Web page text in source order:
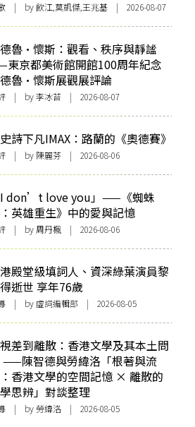
| by 飲江,莫凱傑,王兆基 | 2026-08-07
魯·懷斯：觀看、秩序與靜謐
京都美術館開館100周年紀念
魯·懷斯展觀展評論
| by 李冰苔 | 2026-08-07
詩下凡IMAX：路蘭的《奧德賽》
| by 陳麗芬 | 2026-08-06
I don’t love you」——《蜘蛛
英雄重生》中的愛與記憶
| by 周丹楓 | 2026-08-06
殿堂級填詞人、資深綠葉演員黎
逝世 享年76歲
| by 虛詞編輯部 | 2026-08-05
差到離散：香港文學及其本土問
——陳智德與勞緯洛「根著與流
香港文學的空間記憶 × 離散的
思辨」對談整理
| by 勞緯洛 | 2026-08-05